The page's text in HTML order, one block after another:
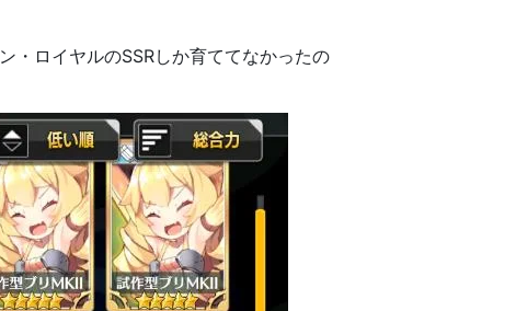
・ロイヤルのSSRしか育ててなかったの